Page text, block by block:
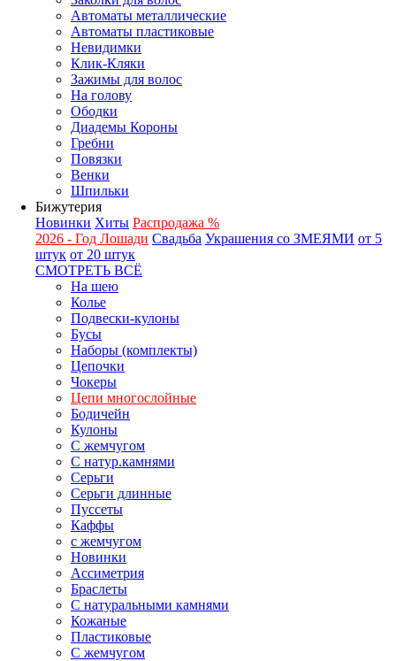
Автоматы металлические
Автоматы пластиковые
Невидимки
Клик-Кляки
Зажимы для волос
На голову
Ободки
Диадемы Короны
Гребни
Повязки
Венки
Шпильки
Бижутерия
Новинки Хиты Распродажа %
2026 - Год Лошади Свадьба Украшения со ЗМЕЯМИ от 5
штук от 20 штук
СМОТРЕТЬ ВСЁ
На шею
Колье
Подвески-кулоны
Бусы
Наборы (комплекты)
Цепочки
Чокеры
Цепи многослойные
Бодичейн
Кулоны
С жемчугом
С натур.камнями
Серьги
Серьги длинные
Пуссеты
Каффы
с жемчугом
Новинки
Ассиметрия
Браслеты
С натуральными камнями
Кожаные
Пластиковые
С жемчугом